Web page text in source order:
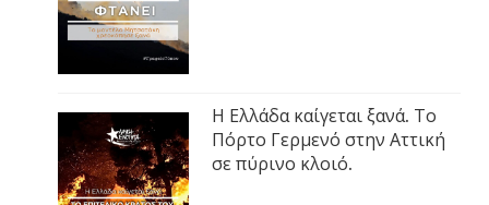
Η Ελλάδα καίγεται ξανά. Το
Πόρτο Γερμενό στην Αττική
σε πύρινο κλοιό.